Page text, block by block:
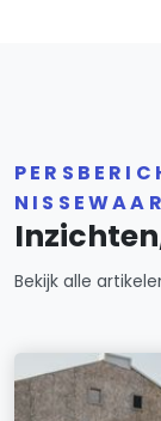
Bekijk alle